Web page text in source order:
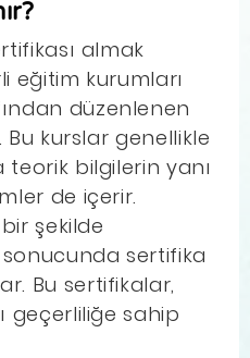
almak
eğitim kurumları
düzenlenen
kurslar genellikle
teorik bilgilerin yanı
de içerir.
bir şekilde
sertifika
Bu sertifikalar,
geçerliliğe sahip